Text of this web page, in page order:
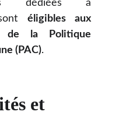
dédiées à
éligibles aux
de la Politique
(PAC).
et